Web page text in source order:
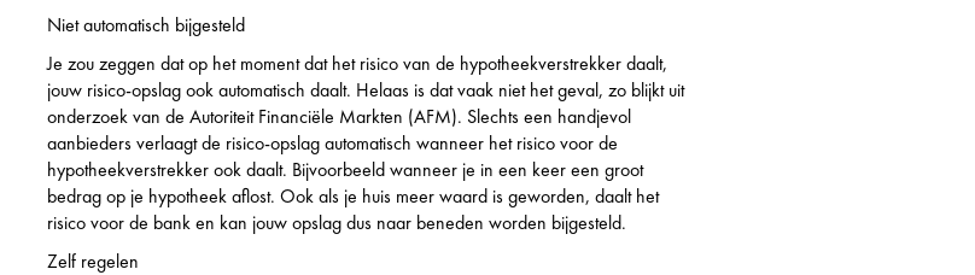
Niet automatisch bijgesteld
Je zou zeggen dat op het moment dat het risico van de hypotheekverstrekker daalt,
jouw risico-opslag ook automatisch daalt. Helaas is dat vaak niet het geval, zo blijkt uit
onderzoek van de Autoriteit Financiële Markten (AFM). Slechts een handjevol
aanbieders verlaagt de risico-opslag automatisch wanneer het risico voor de
hypotheekverstrekker ook daalt. Bijvoorbeeld wanneer je in een keer een groot
bedrag op je hypotheek aflost. Ook als je huis meer waard is geworden, daalt het
risico voor de bank en kan jouw opslag dus naar beneden worden bijgesteld.
Zelf regelen